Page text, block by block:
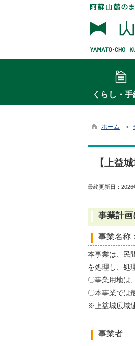
くらし・手
ホーム ＞
【上益
最終更新日： 2026
事業計
事業名称
本事業は、民
を処理し、処
〇事業用地は
〇本事業では
※上益城広域
事業者